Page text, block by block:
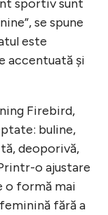
sportiv sunt
se spune
este
accentuată și
Firebird,
buline,
deoporivă,
o ajustare
o formă mai
fără a